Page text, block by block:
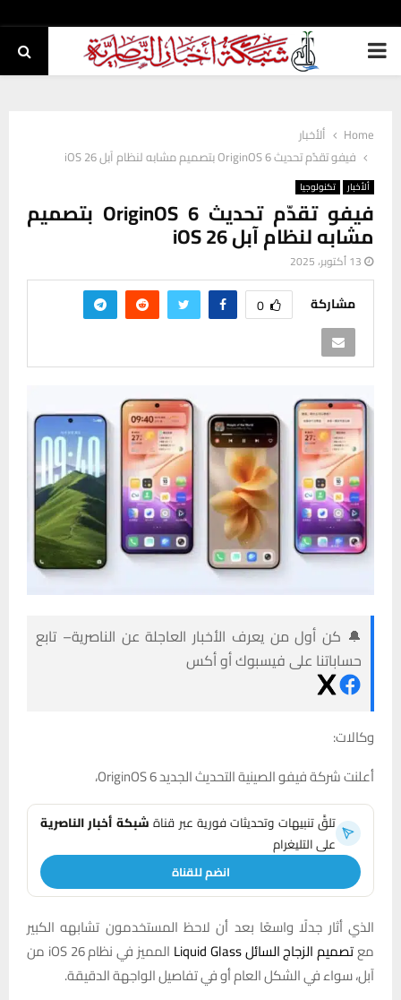
PRIMARY
Home
ألأخبار
فيفو تقدّم تحديث OriginOS 6 بتصميم مشابه لنظام آبل iOS 26
ألأخبار تكنولوجيا
فيفو تقدّم تحديث OriginOS 6 بتصميم
مشابه لنظام آبل iOS 26
13 أكتوبر، 2025
مشاركة 0
🔔 كن أول من يعرف الأخبار العاجلة عن الناصرية– تابع
حساباتنا على فيسبوك أو أكس
وكالات:
أعلنت شركة فيفو الصينية التحديث الجديد OriginOS 6،
تلقَّ تنبيهات وتحديثات فورية عبر قناةشبكة أخبار الناصرية
على التليغرام
انضم للقناة
الذي أثار جدلًا واسعًا بعد أن لاحظ المستخدمون تشابهه الكبير
معتصميم الزجاج السائل Liquid Glass
المميز في نظام iOS 26 من
آبل، سواء في الشكل العام أو في تفاصيل الواجهة الدقيقة.